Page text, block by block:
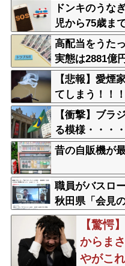
ドンキのうな
児から75歳ま
高配当をうた
実態は2881億
【悲報】愛煙
てしまう！！
【衝撃】ブラ
る模様・・・
昔の自販機が
職員がバスロ
秋田県「会見
【驚愕
からま
やがこ